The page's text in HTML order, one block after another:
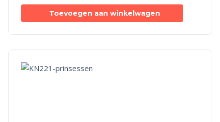
Toevoegen aan winkelwagen